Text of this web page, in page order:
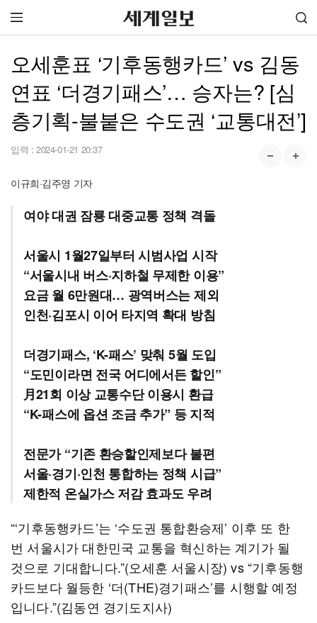
오세훈표 ‘기후동행카드’ vs 김동
연표 ‘더경기패스’… 승자는? [심
층기획-불붙은 수도권 ‘교통대전’]
입력 : 2024-01-21 20:37
이규희·김주영 기자
여야 대권 잠룡 대중교통 정책 격돌
서울시 1월27일부터 시범사업 시작
“서울시내 버스·지하철 무제한 이용”
요금 월 6만원대… 광역버스는 제외
인천·김포시 이어 타지역 확대 방침
더경기패스, ‘K-패스’ 맞춰 5월 도입
“도민이라면 전국 어디에서든 할인”
月21회 이상 교통수단 이용시 환급
“K-패스에 옵션 조금 추가” 등 지적
전문가 “기존 환승할인제보다 불편
서울·경기·인천 통합하는 정책 시급”
제한적 온실가스 저감 효과도 우려
“‘기후동행카드’는 ‘수도권 통합환승제’ 이후 또 한
번 서울시가 대한민국 교통을 혁신하는 계기가 될
것으로 기대합니다.”(오세훈 서울시장) vs “기후동행
카드보다 월등한 ‘더(THE)경기패스’를 시행할 예정
입니다.”(김동연 경기도지사)